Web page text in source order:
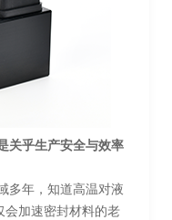
关乎生产安全与效率
多年，知道高温对液
会加速密封材料的老